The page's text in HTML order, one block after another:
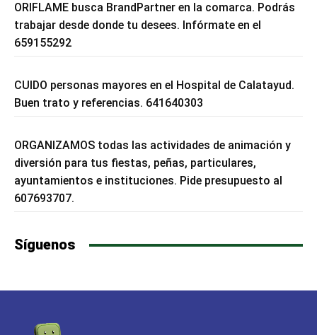
ORIFLAME busca BrandPartner en la comarca. Podrás
trabajar desde donde tu desees. Infórmate en el
659155292
CUIDO personas mayores en el Hospital de Calatayud.
Buen trato y referencias. 641640303
ORGANIZAMOS todas las actividades de animación y
diversión para tus fiestas, peñas, particulares,
ayuntamientos e instituciones. Pide presupuesto al
607693707.
Síguenos